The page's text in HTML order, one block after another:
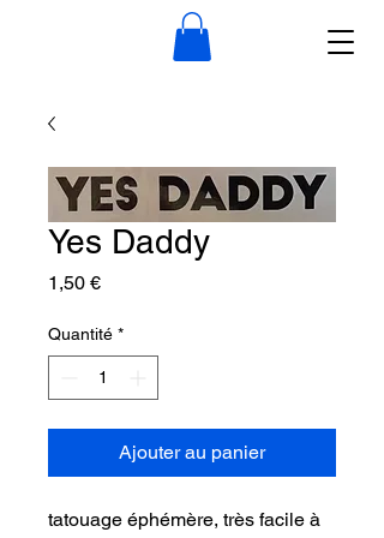
Yes Daddy
1,50 €Prix
Quantité *
Ajouter au panier
tatouage éphémère, très facile à